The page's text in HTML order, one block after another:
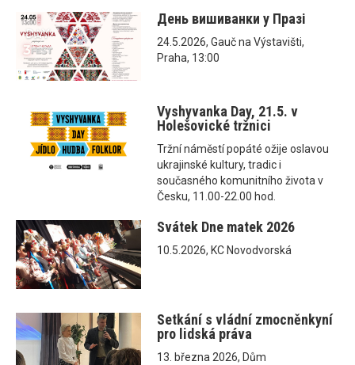
День вишиванки у Празі
24.5.2026, Gauč na Výstavišti,
Praha, 13:00
Vyshyvanka Day, 21.5. v
Holešovické tržnici
Tržní náměstí popáté ožije oslavou
ukrajinské kultury, tradic i
současného komunitního života v
Česku, 11.00-22.00 hod.
Svátek Dne matek 2026
10.5.2026, KC Novodvorská
Setkání s vládní zmocněnkyní
pro lidská práva
13. března 2026, Dům